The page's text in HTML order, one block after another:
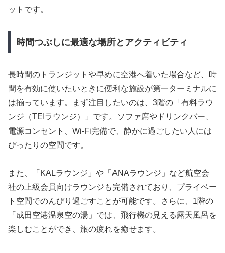
ットです。
時間つぶしに最適な場所とアクティビティ
長時間のトランジットや早めに空港へ着いた場合など、時
間を有効に使いたいときに便利な施設が第一ターミナルに
は揃っています。まず注目したいのは、3階の「有料ラウ
ンジ（TEIラウンジ）」です。ソファ席やドリンクバー、
電源コンセント、Wi-Fi完備で、静かに過ごしたい人には
ぴったりの空間です。
また、「KALラウンジ」や「ANAラウンジ」など航空会
社の上級会員向けラウンジも完備されており、プライベー
ト空間でのんびり過ごすことが可能です。さらに、1階の
「成田空港温泉空の湯」では、飛行機の見える露天風呂を
楽しむことができ、旅の疲れを癒せます。